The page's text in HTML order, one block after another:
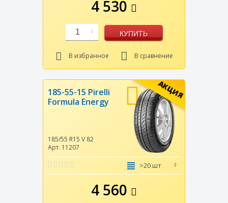
4 530
1 КУПИТЬ
В избранное В сравнение
АКЦИЯ
185-55-15 Pirelli
Formula Energy
185/55 R15 V 82
Арт. 11207
>20 шт
4 560